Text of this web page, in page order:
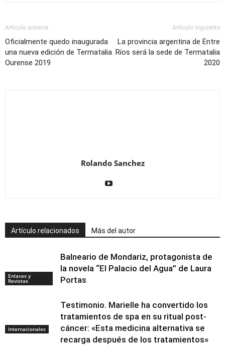
Artículo anterior
Oficialmente quedo inaugurada
una nueva edición de Termatalia
Ourense 2019
Artículo siguiente
La provincia argentina de Entre
Ríos será la sede de Termatalia
2020
Rolando Sanchez
Artículo relacionados Más del autor
Enlaces y
Revistas
Balneario de Mondariz, protagonista de
la novela “El Palacio del Agua” de Laura
Portas
Internacionales
Testimonio. Marielle ha convertido los
tratamientos de spa en su ritual post-
cáncer: «Esta medicina alternativa se
recarga después de los tratamientos»